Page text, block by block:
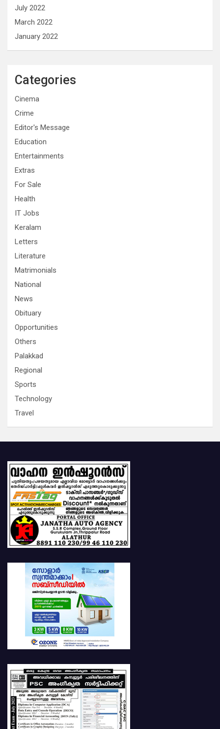
July 2022
March 2022
January 2022
Categories
Cinema
Crime
Editor's Message
Education
Entertainments
Extras
For Sale
Health
IT Jobs
Keralam
Letters
Literature
Matrimonials
National
News
Obituary
Opportunities
Others
Palakkad
Regional
Sports
Technology
Travel